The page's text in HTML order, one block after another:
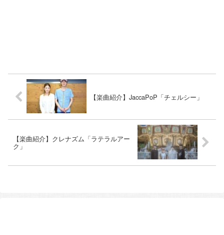
【楽曲紹介】JaccaPoP「チェルシー」
【楽曲紹介】クレナズム「ラテラルアー
ク」